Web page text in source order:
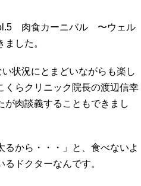
肉食カーニバル 〜ウェル
した。
状況にとまどいながらも楽し
くらクリニック院長の渡辺信幸
が肉談義することもできまし
から・・・」と、食べないよ
ドクターなんです。